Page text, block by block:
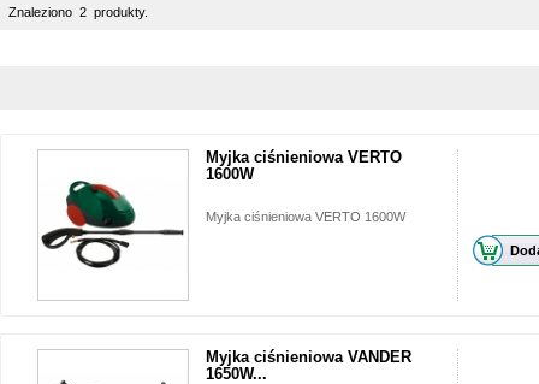
Znaleziono 2 produkty.
Myjka ciśnieniowa VERTO
1600W
Myjka ciśnieniowa VERTO 1600W
Myjka ciśnieniowa VANDER
1650W...